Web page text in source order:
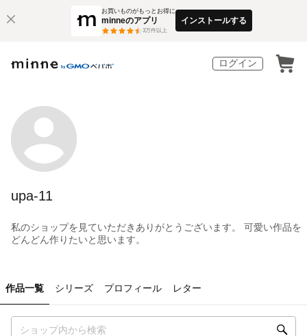
お買いものがもっとお得に
minneのアプリ
3万件以上
インストールする
ログイン
upa-11
私のショップを見ていただきありがとうございます。 可愛い作品を
どんどん作りたいと思います。
作品一覧 シリーズ プロフィール レター